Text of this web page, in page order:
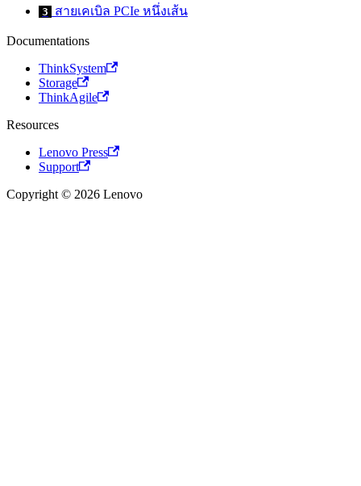
3 สายเคเบิล PCIe หนึ่งเส้น
Documentations
ThinkSystem
Storage
ThinkAgile
Resources
Lenovo Press
Support
Copyright © 2026 Lenovo